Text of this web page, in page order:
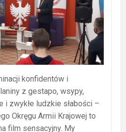
konfidentów i
z gestapo, wsypy,
i zwykłe ludzkie słabości –
Okręgu Armii Krajowej to
film sensacyjny. My